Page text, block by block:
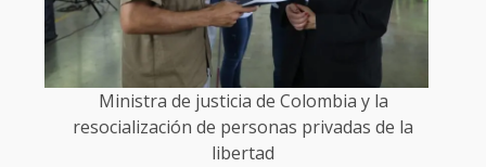
Ministra de justicia de Colombia y la
resocialización de personas privadas de la
libertad